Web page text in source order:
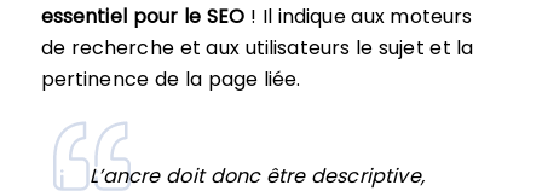
essentiel pour le SEO ! Il indique aux moteurs
de recherche et aux utilisateurs le sujet et la
pertinence de la page liée.
L’ancre doit donc être descriptive,